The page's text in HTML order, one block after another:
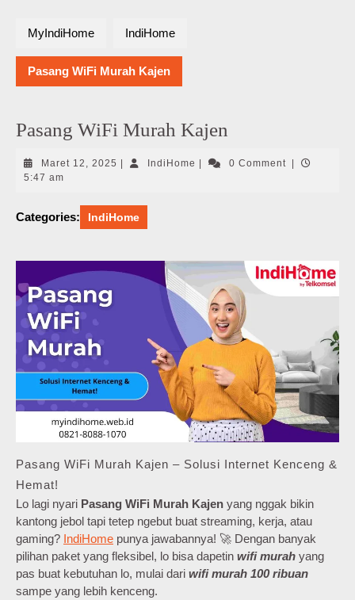
MyIndiHome IndiHome
Pasang WiFi Murah Kajen
Pasang WiFi Murah Kajen
Maret 12, 2025 Maret
IndiHome IndiHome0 Comment
5:47 am
Categories: IndiHome
Pasang WiFi Murah Kajen – Solusi Internet Kenceng &
Hemat!
Lo lagi nyari Pasang WiFi Murah Kajen yang nggak bikin
kantong jebol tapi tetep ngebut buat streaming, kerja, atau
gaming? IndiHome punya jawabannya! 🚀 Dengan banyak
pilihan paket yang fleksibel, lo bisa dapetin wifi murah yang
pas buat kebutuhan lo, mulai dari wifi murah 100 ribuan
sampe yang lebih kenceng.